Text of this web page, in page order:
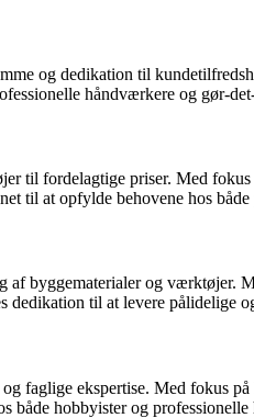
og dedikation til
håndværkere og gør-
til fordelagtige priser. Med
til at opfylde behovene hos
byggematerialer og værktøjer.
dedikation til at levere pålidelige
faglige ekspertise. Med fokus
både hobbyister og